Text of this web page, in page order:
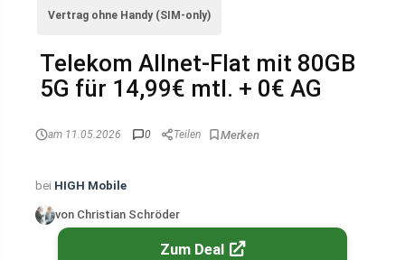
Vertrag ohne Handy (SIM-only)
Telekom Allnet-Flat mit 80GB
5G für 14,99€ mtl. + 0€ AG
am 11.05.2026 0 Teilen
bei HIGH Mobile
von Christian Schröder
Zum Deal